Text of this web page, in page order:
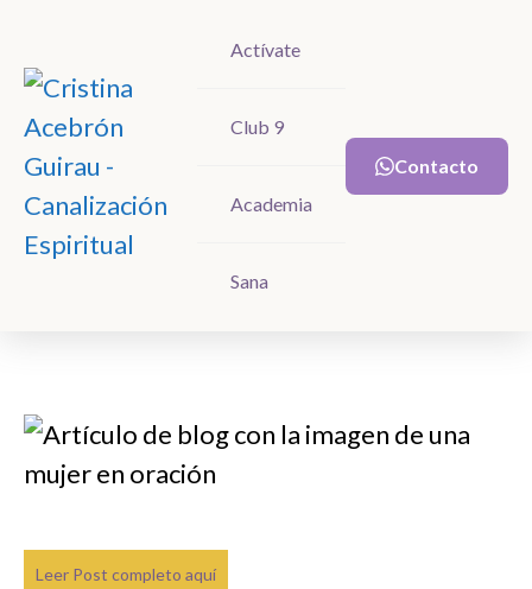
Actívate
Club 9
Academia
Sana
Contacto
Actívate
Club 9
Academia
Sana
Contacto
Leer Post completo aquí